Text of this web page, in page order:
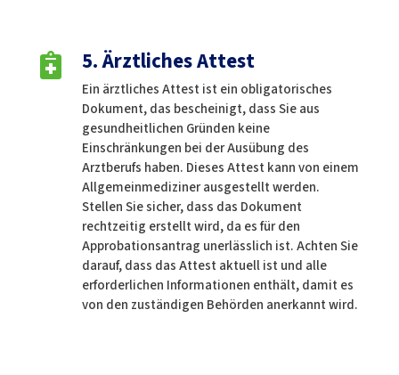
 5. Ärztliches Attest
Ein ärztliches Attest ist ein obligatorisches
Dokument, das bescheinigt, dass Sie aus
gesundheitlichen Gründen keine
Einschränkungen bei der Ausübung des
Arztberufs haben. Dieses Attest kann von einem
Allgemeinmediziner ausgestellt werden.
Stellen Sie sicher, dass das Dokument
rechtzeitig erstellt wird, da es für den
Approbationsantrag unerlässlich ist. Achten Sie
darauf, dass das Attest aktuell ist und alle
erforderlichen Informationen enthält, damit es
von den zuständigen Behörden anerkannt wird.